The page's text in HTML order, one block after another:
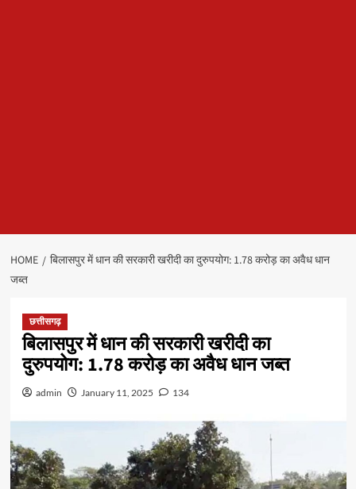
HOME
बिलासपुर में धान की सरकारी खरीदी का दुरुपयोग: 1.78 करोड़ का अवैध धान
जब्त
छत्तीसगढ़
बिलासपुर में धान की सरकारी खरीदी का
दुरुपयोग: 1.78 करोड़ का अवैध धान जब्त
admin January 11, 2025 134